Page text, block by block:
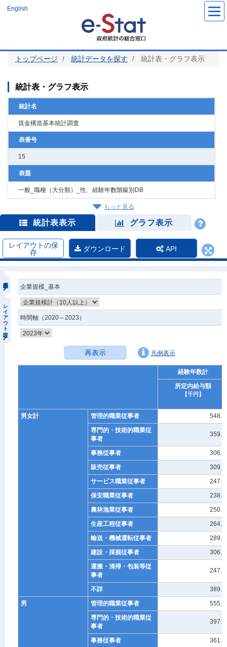
ツ
English
トップページ 統計データを探す 統計表・グラフ表示
統計表・グラフ表示
統計名
賃金構造基本統計調査
表番号
15
表題
一般_職種（大分類）_性、経験年数階級別DB
もっと見る
統計表表示 グラフ表示
レイアウトの保
存
ダウンロード API
レイアウト設定
企業規模_基本
時間軸（2020～2023）
再表示 凡例表示
経験年数計
所定内給与額
【千円】
男女計 管理的職業従事者
548.9
専門的・技術的職業従
事者
359.7
事務従事者
306.6
販売従事者
309.9
サービス職業従事者
247.4
保安職業従事者
238.0
農林漁業従事者
250.1
生産工程従事者
264.4
輸送・機械運転従事者
289.0
建設・採掘従事者
306.8
運搬・清掃・包装等従
事者
247.6
不詳
389.2
男
管理的職業従事者
555.2
専門的・技術的職業従
事者
397.9
事務従事者
361.2